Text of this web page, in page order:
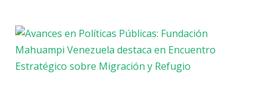
Avances
en
Políticas